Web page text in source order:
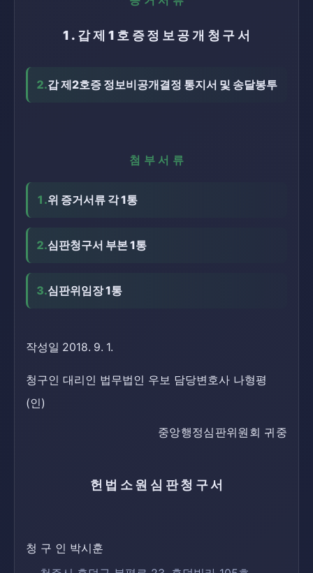
1.갑제1호증정보공개청구서
2.갑 제2호증 정보비공개결정 통지서 및 송달봉투
첨부서류
1.위 증거서류 각 1통
2.심판청구서 부본 1통
3.심판위임장 1통
작성일 2018. 9. 1.
청구인 대리인 법무법인 우보 담당변호사 나형평
(인)
중앙행정심판위원회 귀중
헌법소원심판청구서
청 구 인 박시훈